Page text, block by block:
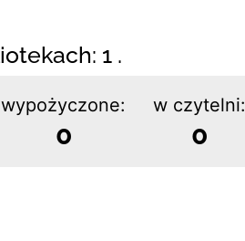
1 .
wypożyczone:
0
w czytelni:
0